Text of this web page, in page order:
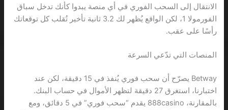
الانتقال إلى السحب الفوري في أي منصة يبدوا كأنك تدخل سباق
الفورمولا 1، لكن الواقع يُظهر لك 3.2 ثانية تأخير تُقلب كل توقعاتك
رأسًا على عقب.
المنصات التي تدّعي السرعة
Betway يصرّح أن سحب فوري يُنفذ في 15 دقيقة، لكن عند
اختبارنا، استغرق 27 دقيقة لتظهر الأموال في حساب البنك.
بالمقارنة، 888casino يقدم “سحب فوري” في 5 دقائق، ومع